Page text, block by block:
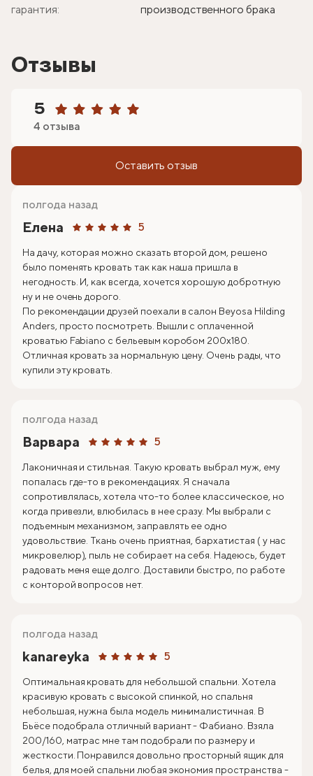
гарантия:
производственного брака
Отзывы
5
4 отзыва
Оставить отзыв
Елена 5
полгода назад
На дачу, которая можно сказать второй дом, решено
было поменять кровать так как наша пришла в
негодность. И, как всегда, хочется хорошую добротную
ну и не очень дорого.
По рекомендации друзей поехали в салон Beyosa Hilding
Anders, просто посмотреть. Вышли с оплаченной
кроватью Fabiano с бельевым коробом 200х180.
Отличная кровать за нормальную цену. Очень рады, что
купили эту кровать.
Варвара 5
полгода назад
Лаконичная и стильная. Такую кровать выбрал муж, ему
попалась где-то в рекомендациях. Я сначала
сопротивлялась, хотела что-то более классическое, но
когда привезли, влюбилась в нее сразу. Мы выбрали с
подъемным механизмом, заправлять ее одно
удовольствие. Ткань очень приятная, бархатистая ( у нас
микровелюр), пыль не собирает на себя. Надеюсь, будет
радовать меня еще долго. Доставили быстро, по работе
с конторой вопросов нет.
kanareyka 5
полгода назад
Оптимальная кровать для небольшой спальни. Хотела
красивую кровать с высокой спинкой, но спальня
небольшая, нужна была модель минималистичная. В
Бьёсе подобрала отличный вариант - Фабиано. Взяла
200/160, матрас мне там подобрали по размеру и
жесткости. Понравился довольно просторный ящик для
белья, для моей спальни любая экономия пространства -